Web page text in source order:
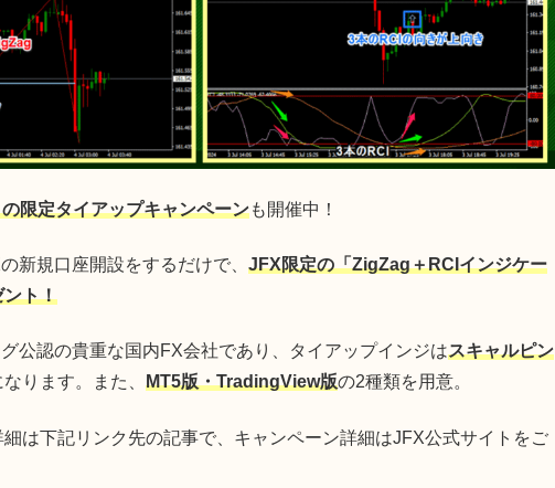
限定タイアップキャンペーンも開催中！
新規口座開設をするだけで、 JFX限定の「ZigZag＋RCIインジケー
ント！
公認の貴重な国内FX会社であり、タイアップインジはスキャルピン
ります。また、 MT5版・TradingView版の2種類を用意。
は下記リンク先の記事で、キャンペーン詳細はJFX公式サイトをご